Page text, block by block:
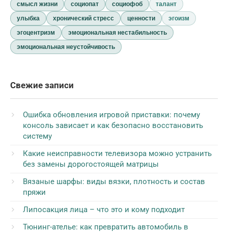
смысл жизни
социопат социофоб
талант
улыбка
хронический стресс ценности
эгоизм
эгоцентризм
эмоциональная нестабильность
эмоциональная неустойчивость
Свежие записи
Ошибка обновления игровой приставки: почему
консоль зависает и как безопасно восстановить
систему
Какие неисправности телевизора можно устранить
без замены дорогостоящей матрицы
Вязаные шарфы: виды вязки, плотность и состав
пряжи
Липосакция лица – что это и кому подходит
Тюнинг-ателье: как превратить автомобиль в